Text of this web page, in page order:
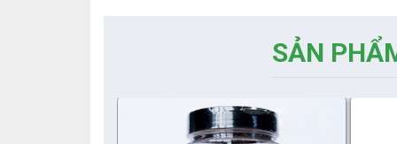
SẢN